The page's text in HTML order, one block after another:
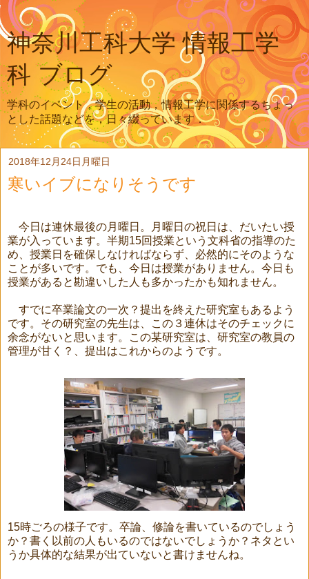
神奈川工科大学 情報工学
科 ブログ
学科のイベント，学生の活動，情報工学に関係するちょっ
とした話題などを，日々綴っています．
2018年12月24日月曜日
寒いイブになりそうです
今日は連休最後の月曜日。月曜日の祝日は、だいたい授
業が入っています。半期15回授業という文科省の指導のた
め、授業日を確保しなければならず、必然的にそのような
ことが多いです。でも、今日は授業がありません。今日も
授業があると勘違いした人も多かったかも知れません。
すでに卒業論文の一次？提出を終えた研究室もあるよう
です。その研究室の先生は、この３連休はそのチェックに
余念がないと思います。この某研究室は、研究室の教員の
管理が甘く？、提出はこれからのようです。
15時ごろの様子です。卒論、修論を書いているのでしょう
か？書く以前の人もいるのではないでしょうか？ネタとい
うか具体的な結果が出ていないと書けませんね。